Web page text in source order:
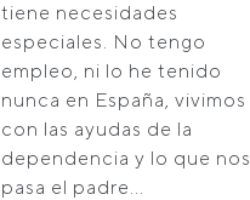
tiene necesidades
especiales. No tengo
empleo, ni lo he tenido
nunca en España, vivimos
con las ayudas de la
dependencia y lo que nos
pasa el padre...